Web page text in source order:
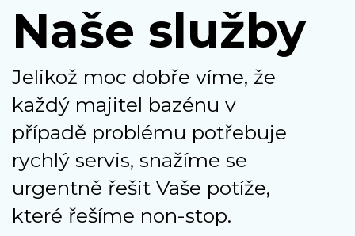
Naše služby
Jelikož moc dobře víme, že
každý majitel bazénu v
případě problému potřebuje
rychlý servis, snažíme se
urgentně řešit Vaše potíže,
které řešíme non-stop.